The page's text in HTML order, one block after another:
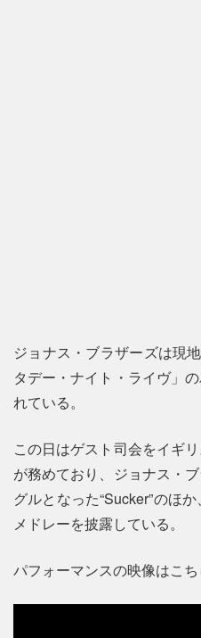
ジョナス・ブラザーズは現
タデー・ナイト・ライヴ」
れている。
この日はゲスト司会をイギ
が務めており、ジョナス・
グルとなった“Sucker”のほか
メドレーを披露している。
パフォーマンスの映像はこち